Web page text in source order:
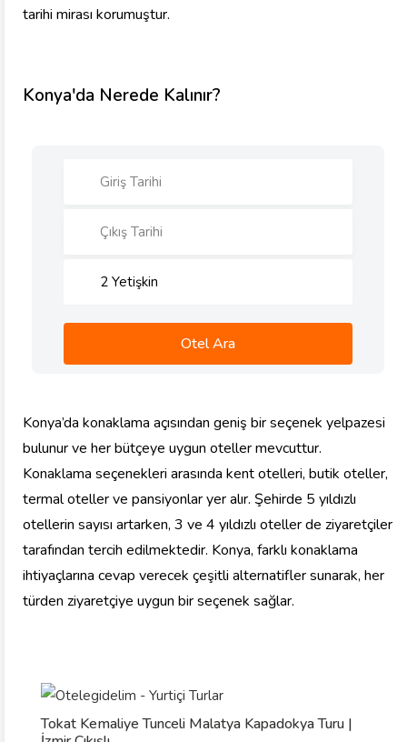
tarihi mirası korumuştur.
Konya'da Nerede Kalınır?
2 Yetişkin
Otel Ara
Konya’da konaklama açısından geniş bir seçenek yelpazesi
bulunur ve her bütçeye uygun oteller mevcuttur.
Konaklama seçenekleri arasında kent otelleri, butik oteller,
termal oteller ve pansiyonlar yer alır. Şehirde 5 yıldızlı
otellerin sayısı artarken, 3 ve 4 yıldızlı oteller de ziyaretçiler
tarafından tercih edilmektedir. Konya, farklı konaklama
ihtiyaçlarına cevap verecek çeşitli alternatifler sunarak, her
türden ziyaretçiye uygun bir seçenek sağlar.
Tokat Kemaliye Tunceli Malatya Kapadokya Turu |